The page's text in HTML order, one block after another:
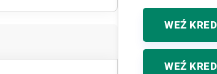
WEŹ
WEŹ